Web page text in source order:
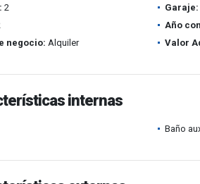
2 Garaje:
Año
negocio: Alquiler Valor
internas
Baño